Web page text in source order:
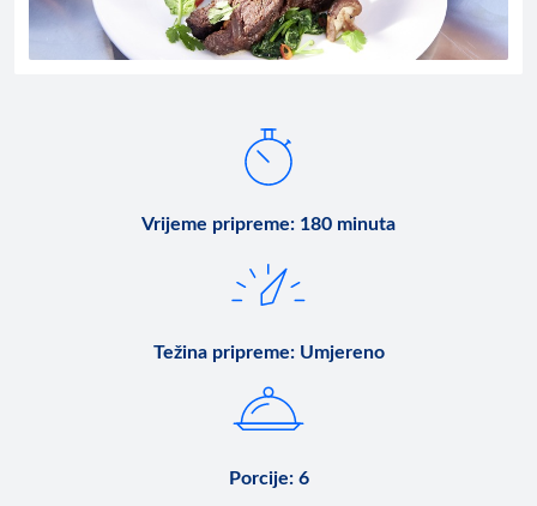
Vrijeme pripreme: 180 minuta
Težina pripreme: Umjereno
Porcije: 6